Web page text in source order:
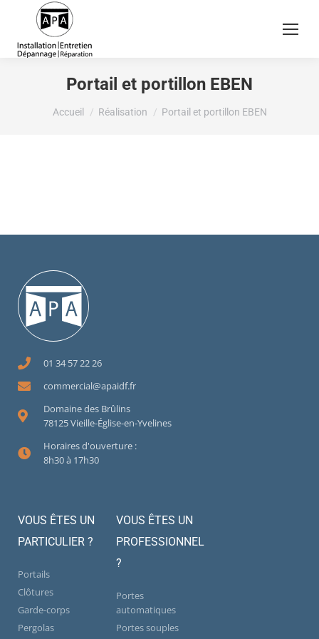
Portail et portillon EBEN
Vous êtes ici :
Accueil Réalisation Portail et portillon EBEN
01 34 57 22 26
commercial@apaidf.fr
Domaine des Brûlins
78125 Vieille-Église-en-Yvelines
Horaires d'ouverture :
8h30 à 17h30
VOUS ÊTES UN
PARTICULIER ?
Portails
Clôtures
Garde-corps
Pergolas
VOUS ÊTES UN
PROFESSIONNEL
?
Portes
automatiques
Portes souples